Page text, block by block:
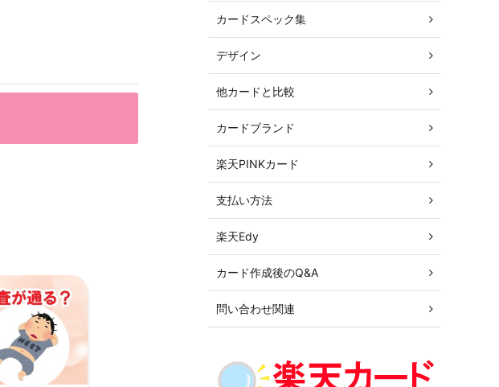
カードスペック集
デザイン
他カードと比較
カードブランド
楽天PINKカード
支払い方法
楽天Edy
カード作成後のQ&A
問い合わせ関連